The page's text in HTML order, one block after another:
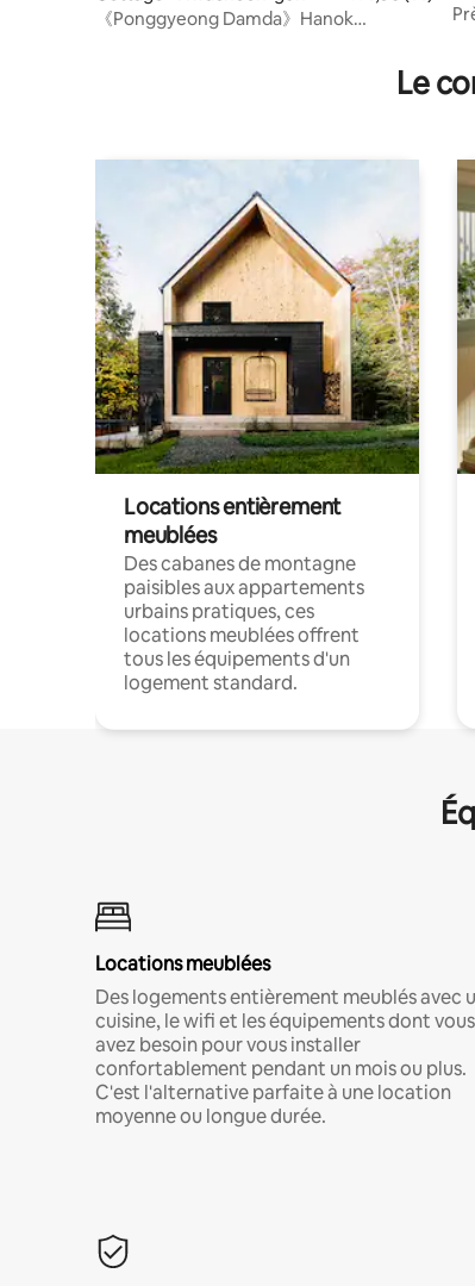
《Ponggyeong Damda》Hanok
Le
Locations entièrement
meublées
Des cabanes de montagne
paisibles aux appartements
urbains pratiques, ces
locations meublées offrent
tous les équipements d'un
logement standard.
Locations meublées
Des logements entièrement meublés avec
cuisine, le wifi et les équipements dont vous
avez besoin pour vous installer
confortablement pendant un mois ou plus.
C'est l'alternative parfaite à une location
moyenne ou longue durée.